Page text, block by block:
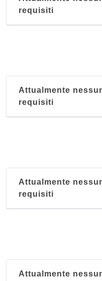
requisiti
Attualmente
requisiti
Attualmente
requisiti
Attualmente